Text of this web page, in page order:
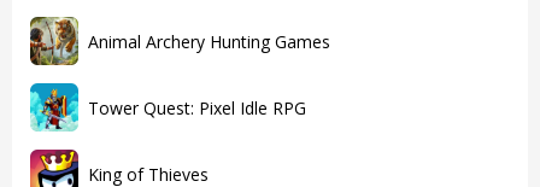
Animal Archery Hunting Games
Tower Quest: Pixel Idle RPG
King of Thieves